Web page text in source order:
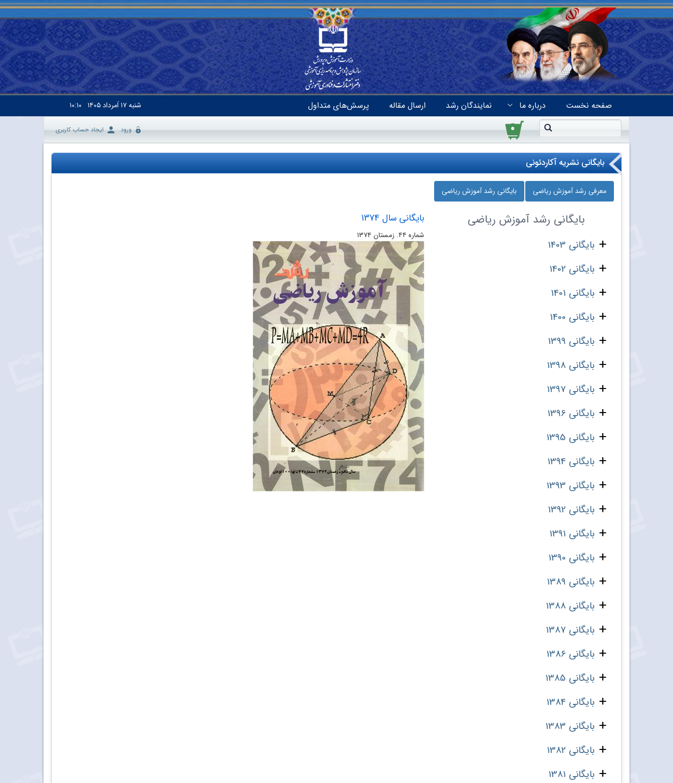
صفحه نخست درباره ما نمایندگان رشد ارسال مقاله پرسش‌های متداول شنبه۱۷ اَمرداد ۱۴۰۵ ۱۰:۱۰
۰ ورود ایجاد حساب کاربری
بایگانی نشریه آکاردئونی
معرفی رشد آموزش ریاضی بایگانی رشد آموزش ریاضی
بایگانی رشد آموزش ریاضی
بایگانی 1403
بایگانی 1402
بایگانی 1401
بایگانی 1400
بایگانی 1399
بایگانی 1398
بایگانی 1397
بایگانی 1396
بایگانی 1395
بایگانی 1394
بایگانی 1393
بایگانی 1392
بایگانی 1391
بایگانی 1390
بایگانی 1389
بایگانی 1388
بایگانی 1387
بایگانی 1386
بایگانی 1385
بایگانی 1384
بایگانی 1383
بایگانی 1382
بایگانی 1381
بایگانی سال 1374
شماره ۴۴. زمستان ۱۳۷۴